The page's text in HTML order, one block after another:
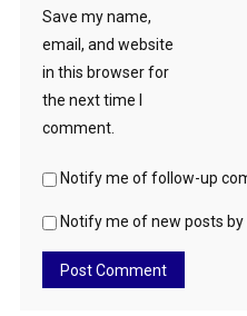
Save my name,
email, and website
in this browser for
the next time I
comment.
Notify me of follow-up
Notify me of new posts by